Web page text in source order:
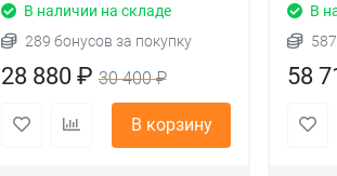
В наличии на складе
289 бонусов за покупку
28 880 ₽30 400 ₽
В корзину
В
58